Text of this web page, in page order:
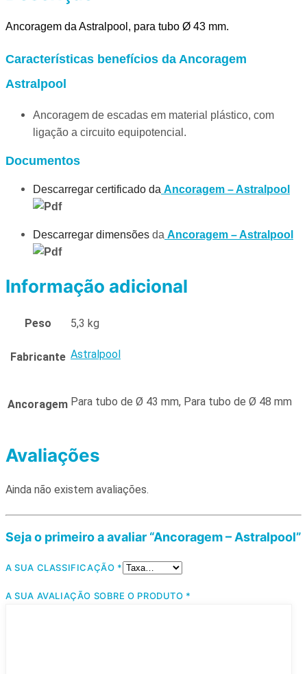
Ancoragem da Astralpool , para tubo Ø 43 mm.
Características benefícios da Ancoragem
Astralpool
Ancoragem de escadas em material plástico, com
ligação a circuito equipotencial.
Documentos
Descarregar certificado da Ancoragem – Astralpool
Descarregar dimensões da Ancoragem – Astralpool
Informação adicional
Peso 5,3 kg
Fabricante Astralpool
Ancoragem Para tubo de Ø 43 mm, Para tubo de Ø 48 mm
Avaliações
Ainda não existem avaliações.
Seja o primeiro a avaliar “Ancoragem – Astralpool”
A SUA CLASSIFICAÇÃO *
A SUA AVALIAÇÃO SOBRE O PRODUTO *